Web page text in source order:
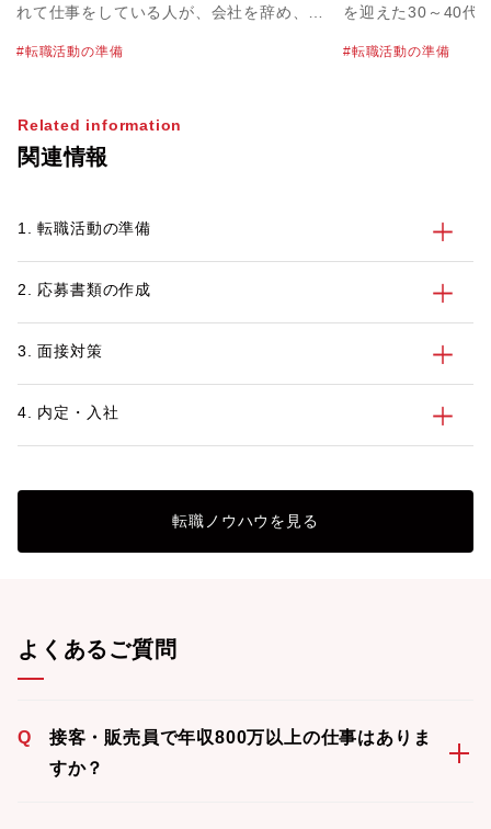
れて仕事をしている人が、会社を辞め、ま
大阪など都市部で働いていた人が出身地の
転職活動の準備
を迎えた30～40代
たい」と考えてい
始める前に30代、
転職活動の準備
Related information
関連情報
1. 転職活動の準備
2. 応募書類の作成
3. 面接対策
4. 内定・入社
転職ノウハウを見る
よくあるご質問
Q
接客・販売員で年収800万以上の仕事はありま
すか？